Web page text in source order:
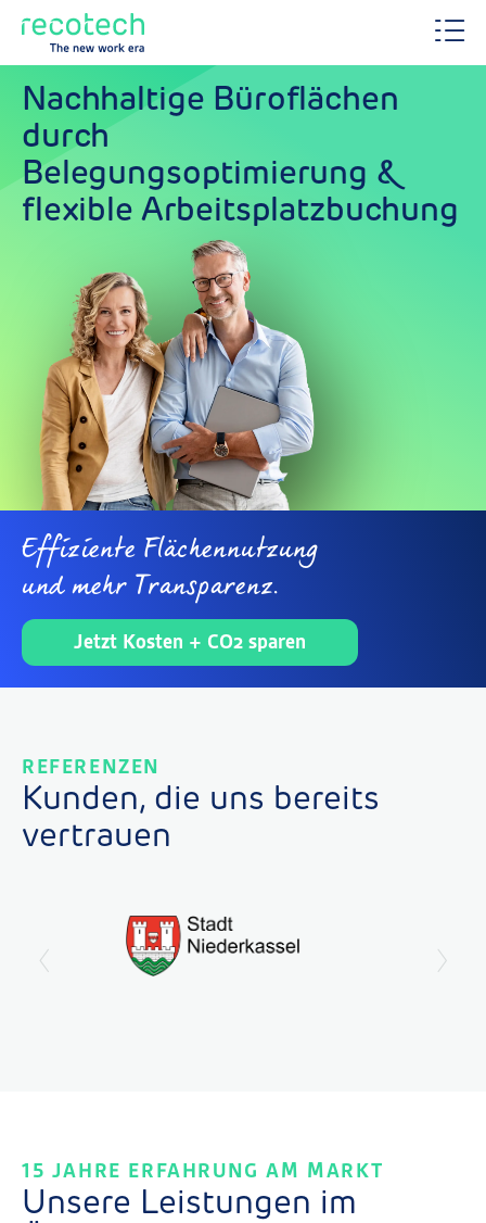
Nachhaltige Büroflächen
durch
Belegungsoptimierung &
flexible Arbeitsplatzbuchung
Effiziente Flächennutzung
und mehr Transparenz.
Jetzt Kosten + CO2 sparen
REFERENZEN
Kunden, die uns bereits
vertrauen
15 JAHRE ERFAHRUNG AM MARKT
Unsere Leistungen im